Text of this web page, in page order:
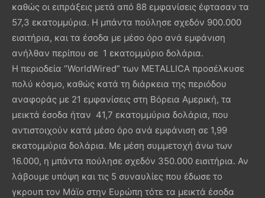
καθώς οι ειπράξεις μετά από 88 εμφανίσεις έφτασαν τα
57,3 εκατομμύρια. Η μπάντα πούλησε σχεδόν 900.000
εισιτήρια, και τα έσοδα με μέσο όρο ανά εμφάνιση
ανήλθαν περίπου σε 1 εκατομμύριο δολάρια.
Η περιοδεία “WorldWired” των METALLICA προσέλκυσε
πολύ κόσμο, καθώς κατά τη διάρκεια της περιόδου
αναφοράς με 21 εμφανίσεις στη Βόρεια Αμερική, τα
μεικτά έσοδα ήταν 41,7 εκατομμύρια δολάρια, που
αντιστοιχούν κατά μέσο όρο ανά εμφάνιση σε 1,99
εκατομμύρια δολάρια. Με μέση συμμετοχή άνω των
16.000, η μπάντα πούλησε σχεδόν 350.000 εισιτήρια. Αν
λάβουμε υπόψη και τις 5 συναυλίες που έδωσε το
γκρουπ τον Μάϊο στην Ευρώπη τότε τα μεικτά έσοδα